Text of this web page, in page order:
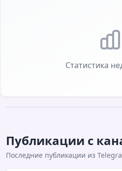
Всего подписчиков
ERR
Вовлеченность по
просмотрам